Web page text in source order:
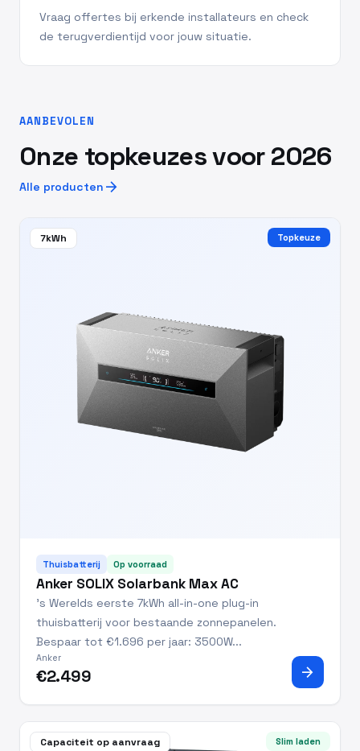
Vraag offertes bij erkende installateurs en check
de terugverdientijd voor jouw situatie.
AANBEVOLEN
Onze topkeuzes voor 2026
Alle producten arrow_forward
7kWh Topkeuze
Thuisbatterij Op voorraad
Anker SOLIX Solarbank Max AC
’s Werelds eerste 7kWh all-in-one plug-in
thuisbatterij voor bestaande zonnepanelen.
Bespaar tot €1.696 per jaar: 3500W...
Anker
€2.499 arrow_forward
Capaciteit op aanvraag Slim laden